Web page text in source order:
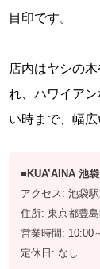
目印です。
店内はヤシの
れ、ハワイア
い時まで、幅
■KUA’AINA 池
アクセス: 池袋
住所: 東京都豊
営業時間: 10:00
定休日: なし